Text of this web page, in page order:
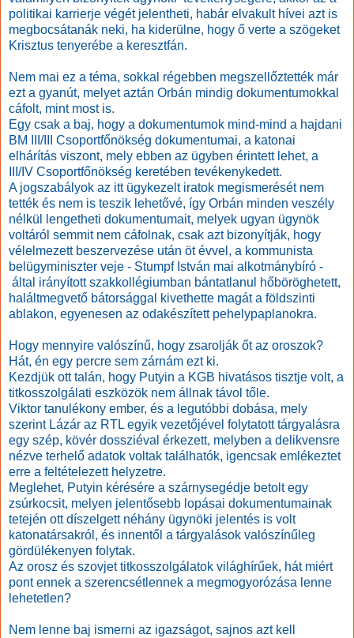
politikai karrierje végét jelentheti, habár elvakult hívei azt is
megbocsátanák neki, ha kiderülne, hogy ő verte a szögeket
Krisztus tenyerébe a keresztfán.
Nem mai ez a téma, sokkal régebben megszellőztették már
ezt a gyanút, melyet aztán Orbán mindig dokumentumokkal
cáfolt, mint most is.
Egy csak a baj, hogy a dokumentumok mind-mind a hajdani
BM III/III Csoportfőnökség dokumentumai, a katonai
elhárítás viszont, mely ebben az ügyben érintett lehet, a
III/IV Csoportfőnökség keretében tevékenykedett.
A jogszabályok az itt ügykezelt iratok megismerését nem
tették és nem is teszik lehetővé, így Orbán minden veszély
nélkül lengetheti dokumentumait, melyek ugyan ügynök
voltáról semmit nem cáfolnak, csak azt bizonyítják, hogy
vélelmezett beszervezése után öt évvel, a kommunista
belügyminiszter veje - Stumpf István mai alkotmánybíró -
által irányított szakkollégiumban bántatlanul hőböröghetett,
haláltmegvető bátorsággal kivethette magát a földszinti
ablakon, egyenesen az odakészített pehelypaplanokra.
Hogy mennyire valószínű, hogy zsarolják őt az oroszok?
Hát, én egy percre sem zárnám ezt ki.
Kezdjük ott talán, hogy Putyin a KGB hivatásos tisztje volt, a
titkosszolgálati eszközök nem állnak távol tőle.
Viktor tanulékony ember, és a legutóbbi dobása, mely
szerint Lázár az RTL egyik vezetőjével folytatott tárgyalásra
egy szép, kövér dossziéval érkezett, melyben a delikvensre
nézve terhelő adatok voltak találhatók, igencsak emlékeztet
erre a feltételezett helyzetre.
Meglehet, Putyin kérésére a szárnysegédje betolt egy
zsúrkocsit, melyen jelentősebb lopásai dokumentumainak
tetején ott díszelgett néhány ügynöki jelentés is volt
katonatársakról, és innentől a tárgyalások valószínűleg
gördülékenyen folytak.
Az orosz és szovjet titkosszolgálatok világhírűek, hát miért
pont ennek a szerencsétlennek a megmogyorózása lenne
lehetetlen?
Nem lenne baj ismerni az igazságot, sajnos azt kell